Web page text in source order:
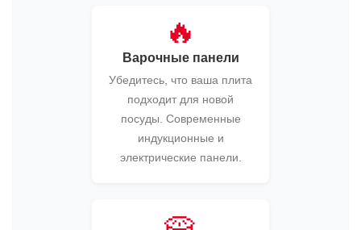
🔥
Варочные панели
Убедитесь, что ваша плита
подходит для новой
посуды. Современные
индукционные и
электрические панели.